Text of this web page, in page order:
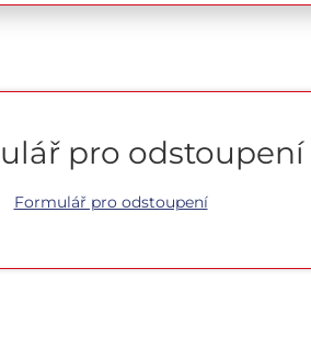
pro odstoupení
Formulář pro odstoupení